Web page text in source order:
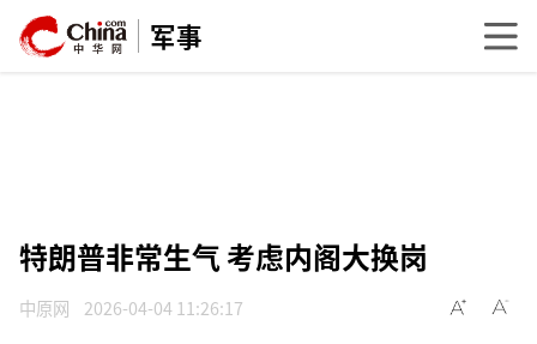
军事
特朗普非常生气 考虑内阁大换岗
中原网 2026-04-04 11:26:17